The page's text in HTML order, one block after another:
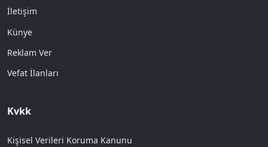
İletişim
Künye
Reklam Ver
Vefat İlanları
Kvkk
Kişisel Verileri Koruma Kanunu